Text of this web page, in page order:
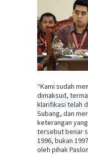
“Kami sudah
dimaksud,
klarifikasi telah
Subang, dan
keterangan
tersebut benar
1996, bukan
oleh pihak